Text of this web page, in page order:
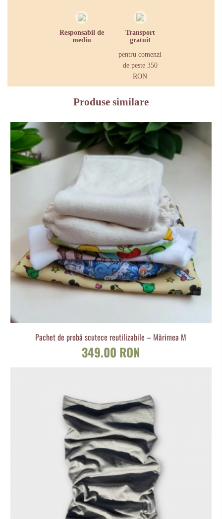
Responsabil de
mediu
Transport
gratuit
pentru comenzi
de peste 350
RON
Produse similare
Pachet de probă scutece reutilizabile – Mărimea M
349.00 RON